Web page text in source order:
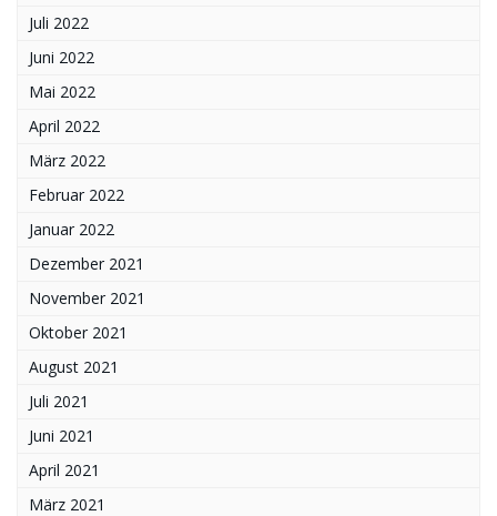
Juli 2022
Juni 2022
Mai 2022
April 2022
März 2022
Februar 2022
Januar 2022
Dezember 2021
November 2021
Oktober 2021
August 2021
Juli 2021
Juni 2021
April 2021
März 2021